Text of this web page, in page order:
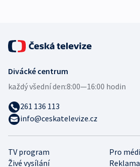
TV program
Pro
Živé vysílání
Reklama
Divácké centrum
každý všední den:8:00—16:00 hodin
261 136 113
info@ceskatelevize.cz